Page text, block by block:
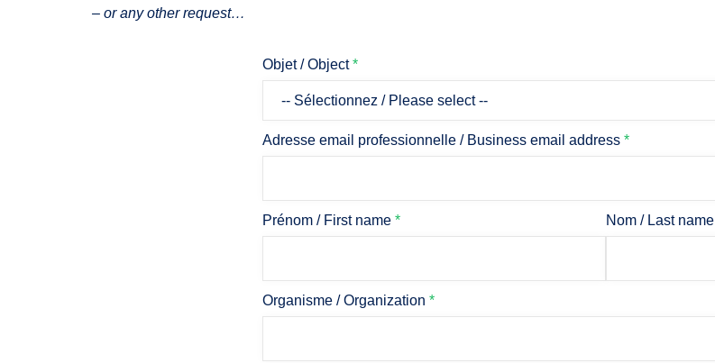
– or any other request…
Objet / Object*
Adresse email professionnelle / Business email address *
Prénom / First name * Nom / Last name
Organisme / Organization *